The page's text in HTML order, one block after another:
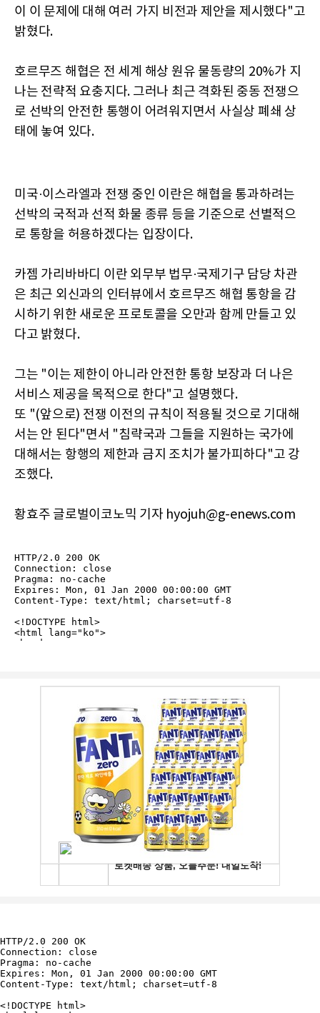
이 이 문제에 대해 여러 가지 비전과 제안을 제시했다"고
밝혔다.
호르무즈 해협은 전 세계 해상 원유 물동량의 20%가 지
나는 전략적 요충지다. 그러나 최근 격화된 중동 전쟁으
로 선박의 안전한 통행이 어려워지면서 사실상 폐쇄 상
태에 놓여 있다.
미국·이스라엘과 전쟁 중인 이란은 해협을 통과하려는
선박의 국적과 선적 화물 종류 등을 기준으로 선별적으
로 통항을 허용하겠다는 입장이다.
카젬 가리바바디 이란 외무부 법무·국제기구 담당 차관
은 최근 외신과의 인터뷰에서 호르무즈 해협 통항을 감
시하기 위한 새로운 프로토콜을 오만과 함께 만들고 있
다고 밝혔다.
그는 "이는 제한이 아니라 안전한 통항 보장과 더 나은
서비스 제공을 목적으로 한다"고 설명했다.
또 "(앞으로) 전쟁 이전의 규칙이 적용될 것으로 기대해
서는 안 된다"면서 "침략국과 그들을 지원하는 국가에
대해서는 항행의 제한과 금지 조치가 불가피하다"고 강
조했다.
황효주 글로벌이코노믹 기자 hyojuh@g-enews.com